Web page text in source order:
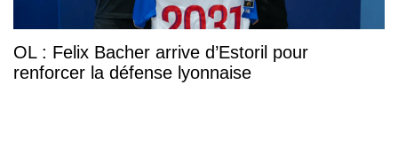
OL : Felix Bacher arrive d’Estoril pour
renforcer la défense lyonnaise